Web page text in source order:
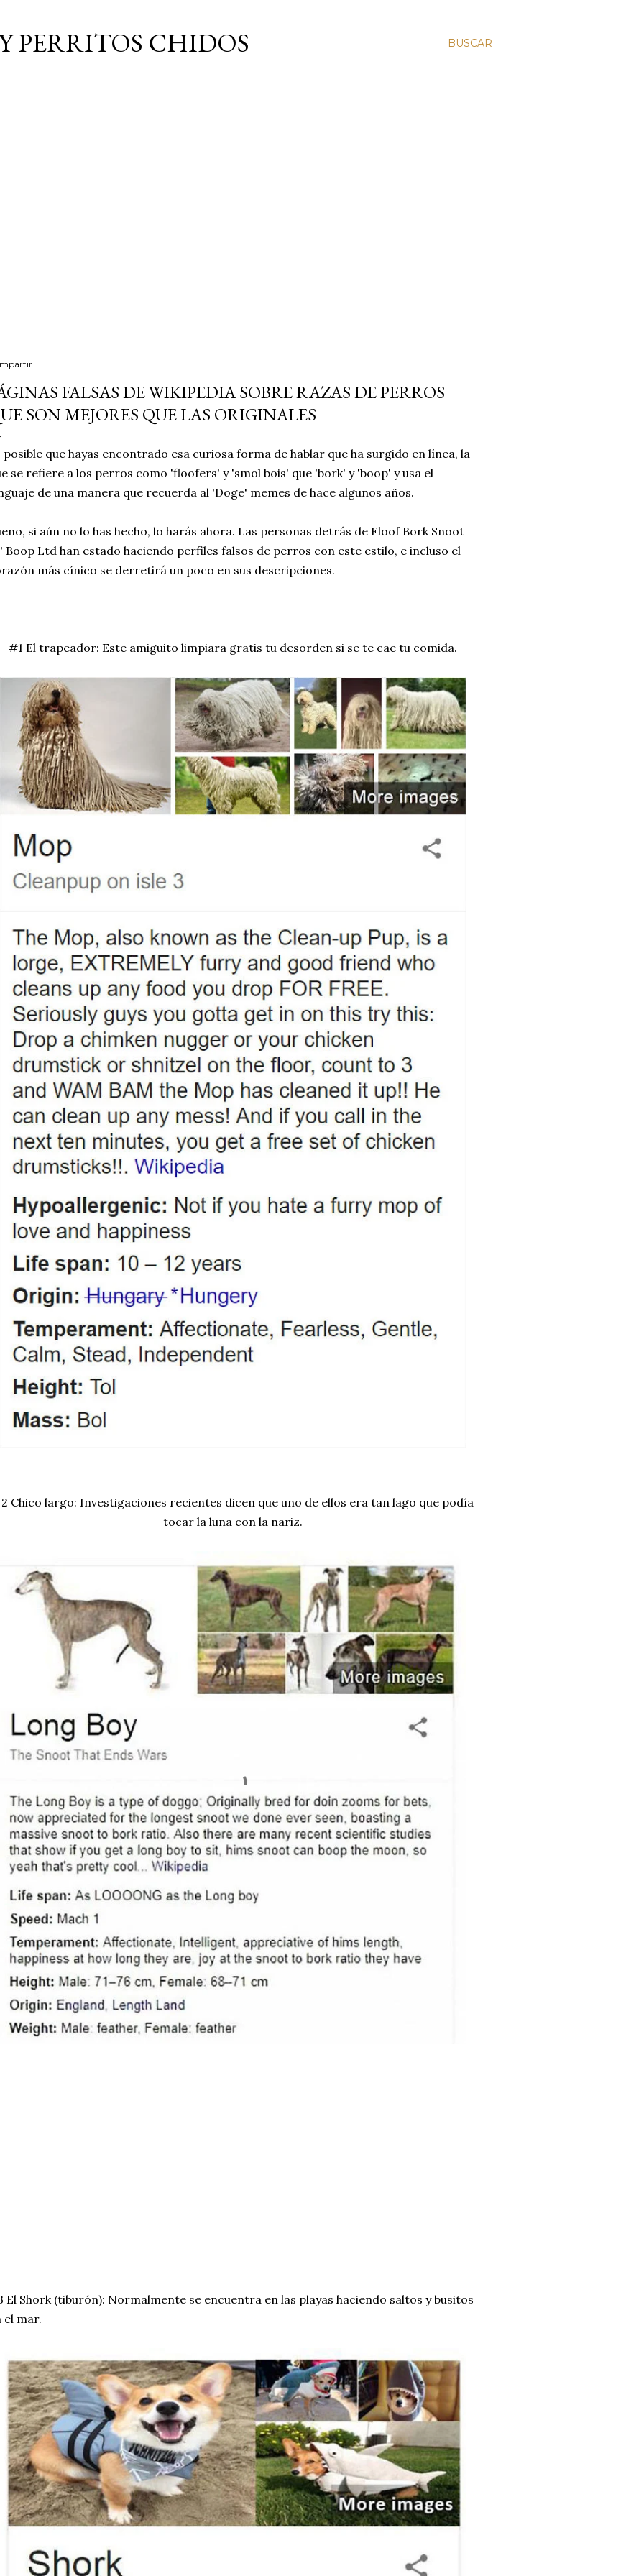
BUSCAR
PERRITOS CHIDOS
FALSAS DE WIKIPEDIA SOBRE RAZAS DE PERROS
SON MEJORES QUE LAS ORIGINALES
posible que hayas encontrado esa curiosa forma de hablar que ha surgido en línea, la
se refiere a los perros como 'floofers' y 'smol bois' que 'bork' y 'boop' y usa el
de una manera que recuerda al 'Doge' memes de hace algunos años.
si aún no lo has hecho, lo harás ahora. Las personas detrás de Floof Bork Snoot
Boop Ltd han estado haciendo perfiles falsos de perros con este estilo, e incluso el
más cínico se derretirá un poco en sus descripciones.
#1 El trapeador: Este amiguito limpiara gratis tu desorden si se te cae tu comida.
Chico largo: Investigaciones recientes dicen que uno de ellos era tan lago que podía
tocar la luna con la nariz.
El Shork (tiburón): Normalmente se encuentra en las playas haciendo saltos y busitos
el mar.